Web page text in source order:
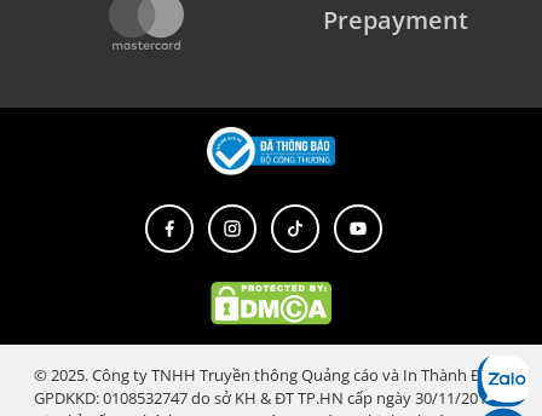
Prepayment
© 2025. Công ty TNHH Truyền thông Quảng cáo và In Thành Đạt.
GPDKKD: 0108532747 do sở KH & ĐT TP.HN cấp ngày 30/11/2018.